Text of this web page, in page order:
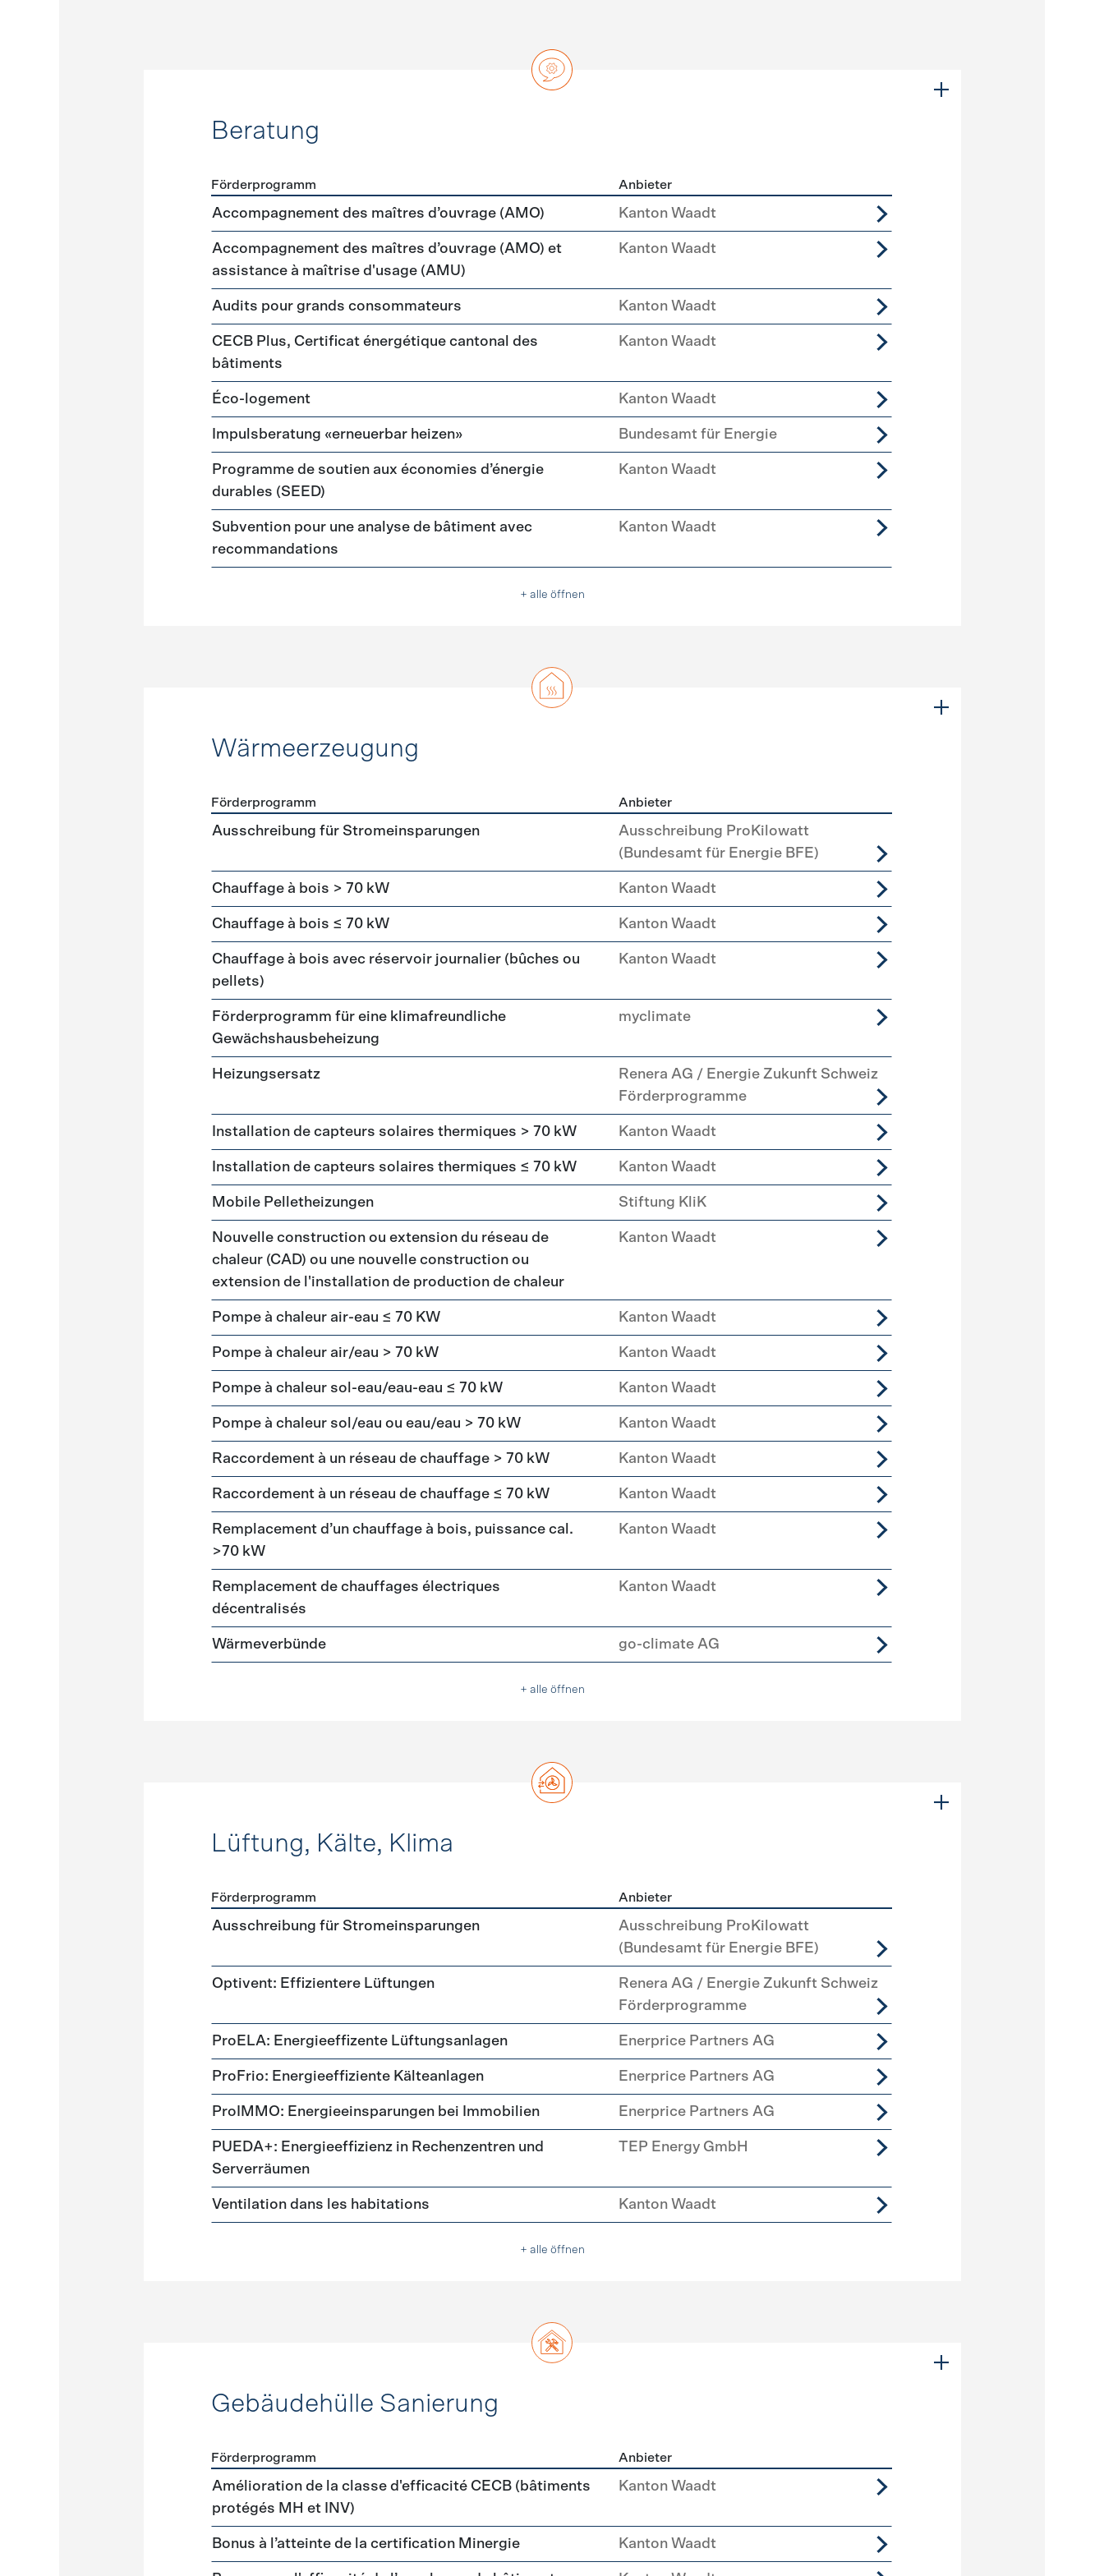
Beratung
Förderprogramme Beratung
Förderprogramm Anbieter
Accompagnement des maîtres d’ouvrage (AMO) Kanton Waadt
Accompagnement des maîtres d’ouvrage (AMO) et
assistance à maîtrise d'usage (AMU)
Kanton Waadt
Audits pour grands consommateurs Kanton Waadt
CECB Plus, Certificat énergétique cantonal des
bâtiments
Kanton Waadt
Éco-logement Kanton Waadt
Impulsberatung «erneuerbar heizen» Bundesamt für Energie
Programme de soutien aux économies d’énergie
durables (SEED)
Kanton Waadt
Subvention pour une analyse de bâtiment avec
recommandations
Kanton Waadt
+ alle öffnen
Wärmeerzeugung
Förderprogramme Wärmeerzeugung
Förderprogramm Anbieter
Ausschreibung für Stromeinsparungen
Ausschreibung ProKilowatt
(Bundesamt für Energie BFE)
Chauffage à bois > 70 kW Kanton Waadt
Chauffage à bois ≤ 70 kW Kanton Waadt
Chauffage à bois avec réservoir journalier (bûches ou
pellets)
Kanton Waadt
Förderprogramm für eine klimafreundliche
Gewächshausbeheizung
myclimate
Heizungsersatz
Renera AG / Energie Zukunft Schweiz
Förderprogramme
Installation de capteurs solaires thermiques > 70 kW Kanton Waadt
Installation de capteurs solaires thermiques ≤ 70 kW Kanton Waadt
Mobile Pelletheizungen Stiftung KliK
Nouvelle construction ou extension du réseau de
chaleur (CAD) ou une nouvelle construction ou
extension de l'installation de production de chaleur
Kanton Waadt
Pompe à chaleur air-eau ≤ 70 KW Kanton Waadt
Pompe à chaleur air/eau > 70 kW Kanton Waadt
Pompe à chaleur sol-eau/eau-eau ≤ 70 kW Kanton Waadt
Pompe à chaleur sol/eau ou eau/eau > 70 kW Kanton Waadt
Raccordement à un réseau de chauffage > 70 kW Kanton Waadt
Raccordement à un réseau de chauffage ≤ 70 kW Kanton Waadt
Remplacement d’un chauffage à bois, puissance cal.
>70 kW
Kanton Waadt
Remplacement de chauffages électriques
décentralisés
Kanton Waadt
Wärmeverbünde go-climate AG
+ alle öffnen
Lüftung, Kälte, Klima
Förderprogramme Lüftung, Kälte, Klima
Förderprogramm Anbieter
Ausschreibung für Stromeinsparungen
Ausschreibung ProKilowatt
(Bundesamt für Energie BFE)
Optivent: Effizientere Lüftungen
Renera AG / Energie Zukunft Schweiz
Förderprogramme
ProELA: Energieeffizente Lüftungsanlagen Enerprice Partners AG
ProFrio: Energieeffiziente Kälteanlagen Enerprice Partners AG
ProIMMO: Energieeinsparungen bei Immobilien Enerprice Partners AG
PUEDA+: Energieeffizienz in Rechenzentren und
Serverräumen
TEP Energy GmbH
Ventilation dans les habitations Kanton Waadt
+ alle öffnen
Gebäudehülle Sanierung
Förderprogramme Gebäudehülle Sanierung
Förderprogramm Anbieter
Amélioration de la classe d'efficacité CECB (bâtiments
protégés MH et INV)
Kanton Waadt
Bonus à l’atteinte de la certification Minergie Kanton Waadt